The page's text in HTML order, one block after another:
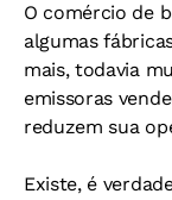
O comércio de
algumas
mais, todavia
emissoras
reduzem sua
Existe, é